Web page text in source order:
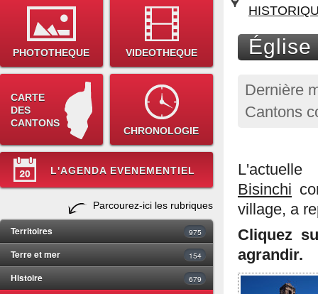
PHOTOTHEQUE VIDEOTHEQUE
CARTE
DES
CANTONS
CHRONOLOGIE
L'AGENDA EVENEMENTIEL
Parcourez-ici les rubriques
Territoires 975
Terre et mer 154
Histoire 679
Église
Dernière
Cantons
Bisinchi
village, a
Cliquez
agrandir.